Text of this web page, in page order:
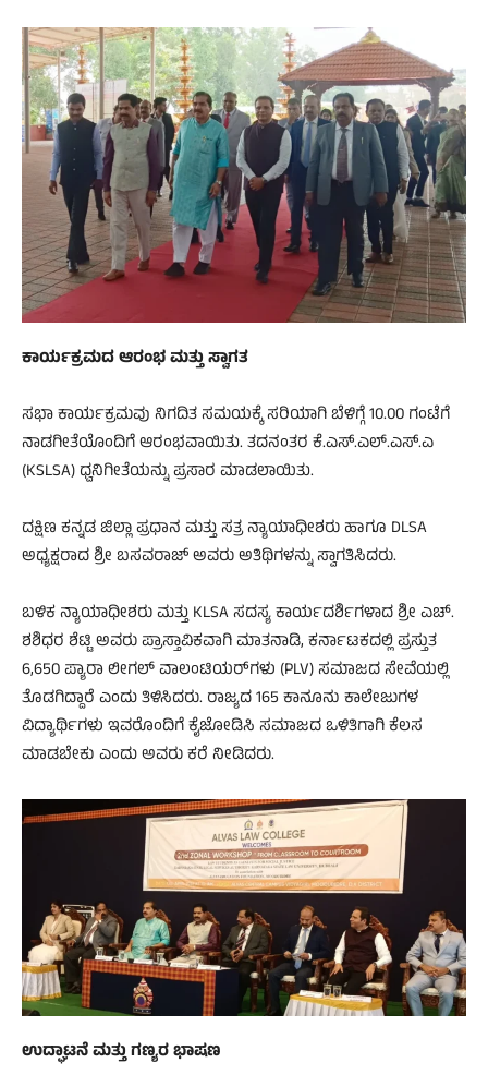
​ಕಾರ್ಯಕ್ರಮದ ಆರಂಭ ಮತ್ತು ಸ್ವಾಗತ
ಸಭಾ ಕಾರ್ಯಕ್ರಮವು ನಿಗದಿತ ಸಮಯಕ್ಕೆ ಸರಿಯಾಗಿ ಬೆಳಿಗ್ಗೆ 10.00 ಗಂಟೆಗೆ
ನಾಡಗೀತೆಯೊಂದಿಗೆ ಆರಂಭವಾಯಿತು. ತದನಂತರ ಕೆ.ಎಸ್.ಎಲ್.ಎಸ್.ಎ
(KSLSA) ಧ್ವನಿಗೀತೆಯನ್ನು ಪ್ರಸಾರ ಮಾಡಲಾಯಿತು.
ದಕ್ಷಿಣ ಕನ್ನಡ ಜಿಲ್ಲಾ ಪ್ರಧಾನ ಮತ್ತು ಸತ್ರ ನ್ಯಾಯಾಧೀಶರು ಹಾಗೂ DLSA
ಅಧ್ಯಕ್ಷರಾದ ಶ್ರೀ ಬಸವರಾಜ್ ಅವರು ಅತಿಥಿಗಳನ್ನು ಸ್ವಾಗತಿಸಿದರು.
ಬಳಿಕ ನ್ಯಾಯಾಧೀಶರು ಮತ್ತು KLSA ಸದಸ್ಯ ಕಾರ್ಯದರ್ಶಿಗಳಾದ ಶ್ರೀ ಎಚ್.
ಶಶಿಧರ ಶೆಟ್ಟಿ ಅವರು ಪ್ರಾಸ್ತಾವಿಕವಾಗಿ ಮಾತನಾಡಿ, ಕರ್ನಾಟಕದಲ್ಲಿ ಪ್ರಸ್ತುತ
6,650 ಪ್ಯಾರಾ ಲೀಗಲ್ ವಾಲಂಟಿಯರ್‌ಗಳು (PLV) ಸಮಾಜದ ಸೇವೆಯಲ್ಲಿ
ತೊಡಗಿದ್ದಾರೆ ಎಂದು ತಿಳಿಸಿದರು. ರಾಜ್ಯದ 165 ಕಾನೂನು ಕಾಲೇಜುಗಳ
ವಿದ್ಯಾರ್ಥಿಗಳು ಇವರೊಂದಿಗೆ ಕೈಜೋಡಿಸಿ ಸಮಾಜದ ಒಳಿತಿಗಾಗಿ ಕೆಲಸ
ಮಾಡಬೇಕು ಎಂದು ಅವರು ಕರೆ ನೀಡಿದರು.
​ಉದ್ಘಾಟನೆ ಮತ್ತು ಗಣ್ಯರ ಭಾಷಣ